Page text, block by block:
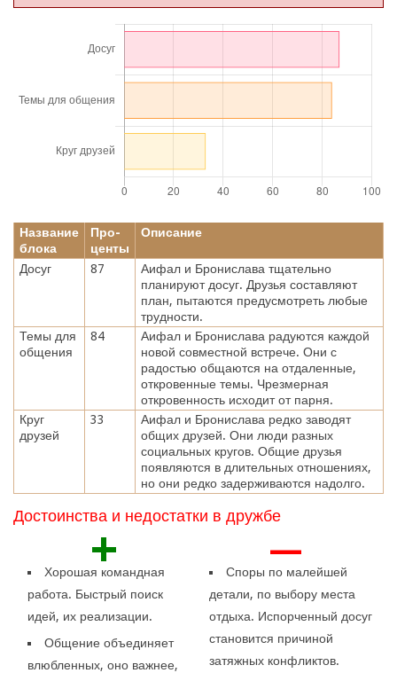
Название
блока
Про-
центы
Описание
Досуг 87
Аифал и Бронислава тщательно
планируют досуг. Друзья составляют
план, пытаются предусмотреть любые
трудности.
Темы для
общения
84
Аифал и Бронислава радуются каждой
новой совместной встрече. Они с
радостью общаются на отдаленные,
откровенные темы. Чрезмерная
откровенность исходит от парня.
Круг
друзей
33
Аифал и Бронислава редко заводят
общих друзей. Они люди разных
социальных кругов. Общие друзья
появляются в длительных отношениях,
но они редко задерживаются надолго.
Достоинства и недостатки в дружбе
+
Хорошая командная
работа. Быстрый поиск
идей, их реализации.
Общение объединяет
влюбленных, оно важнее,
—
Споры по малейшей
детали, по выбору места
отдыха. Испорченный досуг
становится причиной
затяжных конфликтов.